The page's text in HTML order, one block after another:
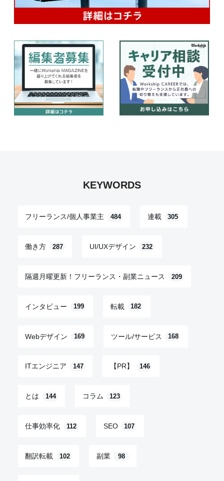
KEYWORDS
フリーランス/個人事業主 484 連載 305
働き方 287 UI/UXデザイン 232
隔週月曜更新！フリーランス・副業ニュース 209
インタビュー 199 転載 182
Webデザイン 169 ツール/サービス 168
ITエンジニア 147 【PR】 146
とは 144 コラム 123
仕事効率化 112 SEO 107
翻訳転載 102 副業 98